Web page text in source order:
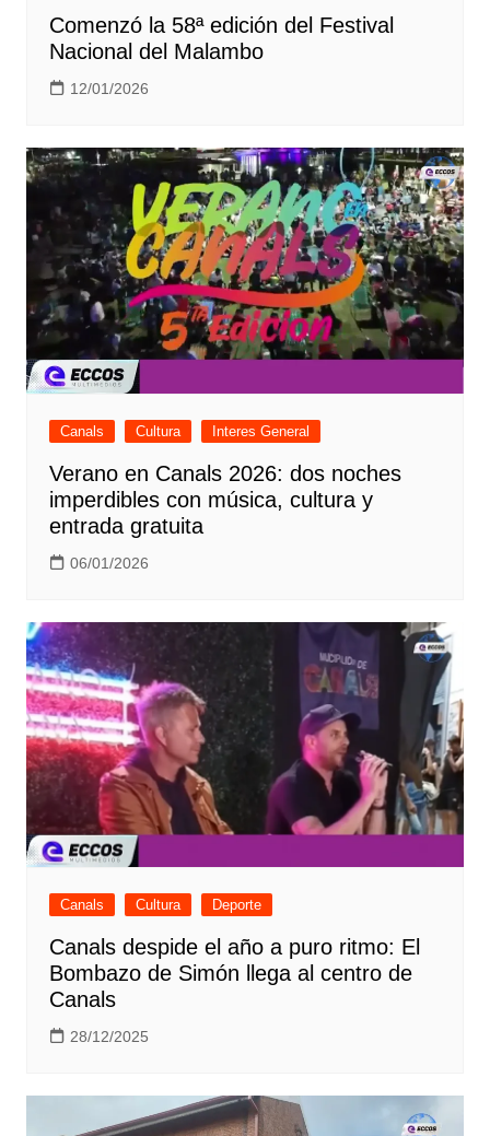
Comenzó la 58ª edición del Festival
Nacional del Malambo
12/01/2026
Canals Cultura Interes General
Verano en Canals 2026: dos noches
imperdibles con música, cultura y
entrada gratuita
06/01/2026
Canals Cultura Deporte
Canals despide el año a puro ritmo: El
Bombazo de Simón llega al centro de
Canals
28/12/2025